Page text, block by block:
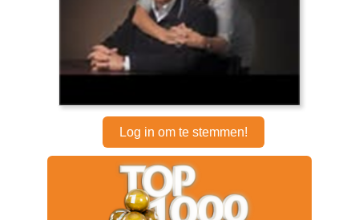
Log in om te stemmen!